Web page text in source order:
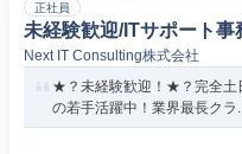
正社員
未経験歓迎/ITサポート事
Next IT Consulting株式会社
★？未経験歓迎！★？完全土
の若手活躍中！業界最長クラ